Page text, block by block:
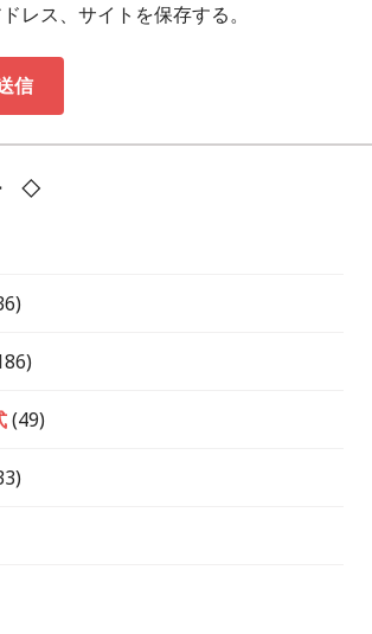
レス、サイトを保存する。
◇
(49)